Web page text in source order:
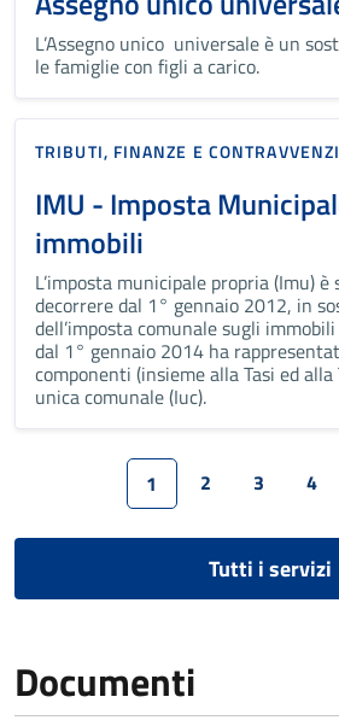
L’Assegno unico universale è un
le famiglie con figli a carico.
TRIBUTI, FINANZE E
IMU - Imposta
immobili
L’imposta municipale propria (Imu)
decorrere dal 1° gennaio 2012, in
dell’imposta comunale sugli
dal 1° gennaio 2014 ha
componenti (insieme alla Tasi ed alla
unica comunale (Iuc).
1 2 3 4
Tutti i servizi
Documenti